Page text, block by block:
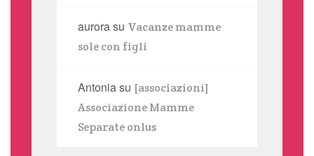
aurorasu Vacanze mamme
sole con figli
Antoniasu [associazioni]
Associazione Mamme
Separate onlus